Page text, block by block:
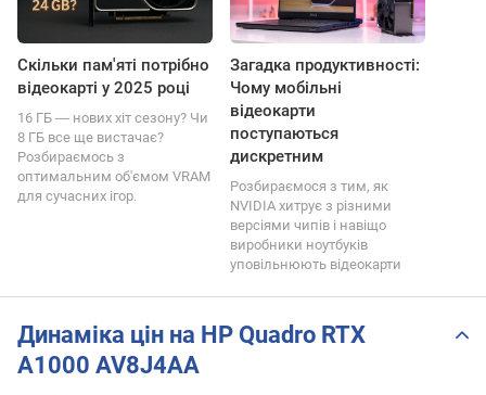
Скільки пам'яті потрібно
відеокарті у 2025 році
16 ГБ ― нових хіт сезону? Чи
8 ГБ все ще вистачає?
Розбираємось з
оптимальним об'ємом VRAM
для сучасних ігор.
Загадка продуктивності:
Чому мобільні
відеокарти
поступаються
дискретним
Розбираємося з тим, як
NVIDIA хитрує з різними
версіями чипів і навіщо
виробники ноутбуків
уповільнюють відеокарти
Динаміка цін на HP Quadro RTX
A1000 AV8J4AA